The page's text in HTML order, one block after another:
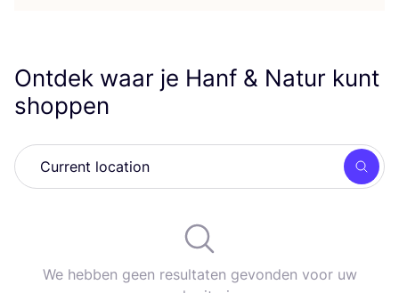
Ontdek waar je Hanf & Natur kunt
shoppen
Zoek
We hebben geen resultaten gevonden voor uw